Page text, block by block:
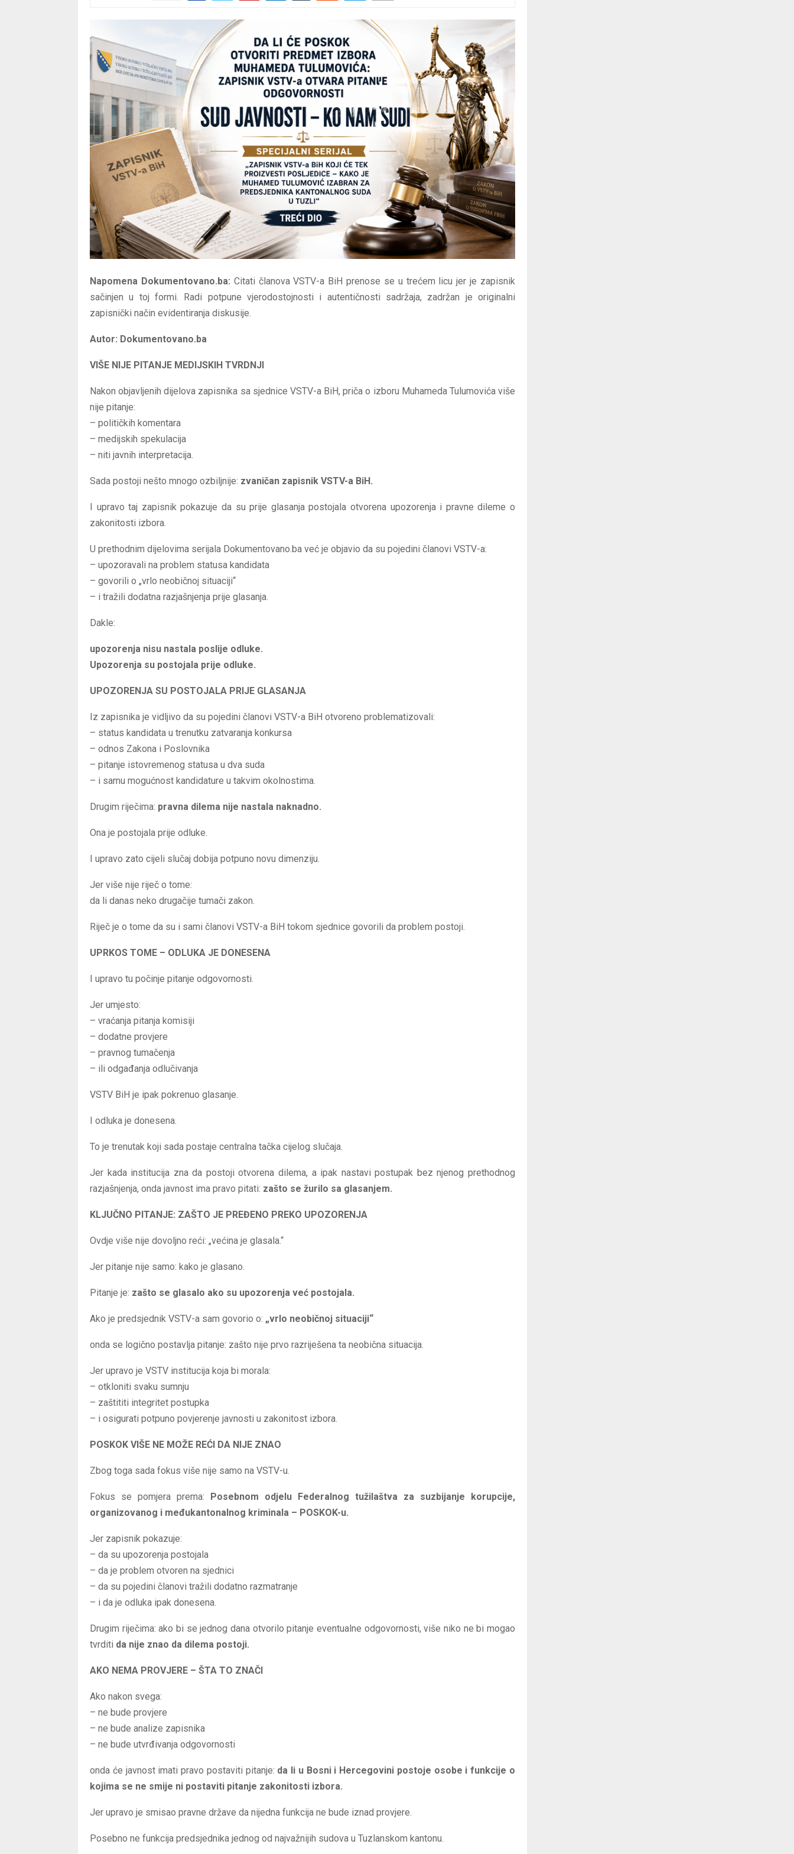
Napomena Dokumentovano.ba: Citati članova VSTV-a BiH prenose se u trećem licu jer je zapisnik
sačinjen u toj formi. Radi potpune vjerodostojnosti i autentičnosti sadržaja, zadržan je originalni
zapisnički način evidentiranja diskusije.
Autor: Dokumentovano.ba
VIŠE NIJE PITANJE MEDIJSKIH TVRDNJI
Nakon objavljenih dijelova zapisnika sa sjednice VSTV-a BiH, priča o izboru Muhameda Tulumovića više
nije pitanje:
– političkih komentara
– medijskih spekulacija
– niti javnih interpretacija.
Sada postoji nešto mnogo ozbiljnije: zvaničan zapisnik VSTV-a BiH.
I upravo taj zapisnik pokazuje da su prije glasanja postojala otvorena upozorenja i pravne dileme o
zakonitosti izbora.
U prethodnim dijelovima serijala Dokumentovano.ba već je objavio da su pojedini članovi VSTV-a:
– upozoravali na problem statusa kandidata
– govorili o „vrlo neobičnoj situaciji“
– i tražili dodatna razjašnjenja prije glasanja.
Dakle:
upozorenja nisu nastala poslije odluke.
Upozorenja su postojala prije odluke.
UPOZORENJA SU POSTOJALA PRIJE GLASANJA
Iz zapisnika je vidljivo da su pojedini članovi VSTV-a BiH otvoreno problematizovali:
– status kandidata u trenutku zatvaranja konkursa
– odnos Zakona i Poslovnika
– pitanje istovremenog statusa u dva suda
– i samu mogućnost kandidature u takvim okolnostima.
Drugim riječima: pravna dilema nije nastala naknadno.
Ona je postojala prije odluke.
I upravo zato cijeli slučaj dobija potpuno novu dimenziju.
Jer više nije riječ o tome:
da li danas neko drugačije tumači zakon.
Riječ je o tome da su i sami članovi VSTV-a BiH tokom sjednice govorili da problem postoji.
UPRKOS TOME – ODLUKA JE DONESENA
I upravo tu počinje pitanje odgovornosti.
Jer umjesto:
– vraćanja pitanja komisiji
– dodatne provjere
– pravnog tumačenja
– ili odgađanja odlučivanja
VSTV BiH je ipak pokrenuo glasanje.
I odluka je donesena.
To je trenutak koji sada postaje centralna tačka cijelog slučaja.
Jer kada institucija zna da postoji otvorena dilema, a ipak nastavi postupak bez njenog prethodnog
razjašnjenja, onda javnost ima pravo pitati: zašto se žurilo sa glasanjem.
KLJUČNO PITANJE: ZAŠTO JE PREĐENO PREKO UPOZORENJA
Ovdje više nije dovoljno reći: „većina je glasala.“
Jer pitanje nije samo: kako je glasano.
Pitanje je: zašto se glasalo ako su upozorenja već postojala.
Ako je predsjednik VSTV-a sam govorio o: „vrlo neobičnoj situaciji“
onda se logično postavlja pitanje: zašto nije prvo razriješena ta neobična situacija.
Jer upravo je VSTV institucija koja bi morala:
– otkloniti svaku sumnju
– zaštititi integritet postupka
– i osigurati potpuno povjerenje javnosti u zakonitost izbora.
POSKOK VIŠE NE MOŽE REĆI DA NIJE ZNAO
Zbog toga sada fokus više nije samo na VSTV-u.
Fokus se pomjera prema: Posebnom odjelu Federalnog tužilaštva za suzbijanje korupcije,
organizovanog i međukantonalnog kriminala – POSKOK-u.
Jer zapisnik pokazuje:
– da su upozorenja postojala
– da je problem otvoren na sjednici
– da su pojedini članovi tražili dodatno razmatranje
– i da je odluka ipak donesena.
Drugim riječima: ako bi se jednog dana otvorilo pitanje eventualne odgovornosti, više niko ne bi mogao
tvrditi da nije znao da dilema postoji.
AKO NEMA PROVJERE – ŠTA TO ZNAČI
Ako nakon svega:
– ne bude provjere
– ne bude analize zapisnika
– ne bude utvrđivanja odgovornosti
onda će javnost imati pravo postaviti pitanje: da li u Bosni i Hercegovini postoje osobe i funkcije o
kojima se ne smije ni postaviti pitanje zakonitosti izbora.
Jer upravo je smisao pravne države da nijedna funkcija ne bude iznad provjere.
Posebno ne funkcija predsjednika jednog od najvažnijih sudova u Tuzlanskom kantonu.